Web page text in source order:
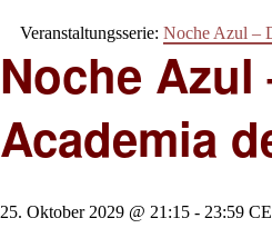
Veranstaltungsserie: Noche Azul –
Noche
Academia
25. Oktober 2029 @ 21:15 - 23:59